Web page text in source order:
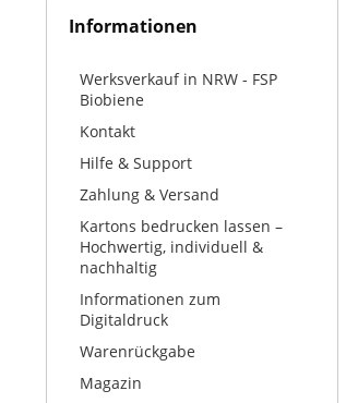
Informationen
Werksverkauf in NRW - FSP
Biobiene
Kontakt
Hilfe & Support
Zahlung & Versand
Kartons bedrucken lassen –
Hochwertig, individuell &
nachhaltig
Informationen zum
Digitaldruck
Warenrückgabe
Magazin